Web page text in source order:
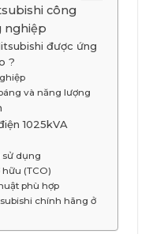
công
nghiệp
được ứng
?
và năng lượng
1025kVA
dụng
(TCO)
phù hợp
chính hãng ở